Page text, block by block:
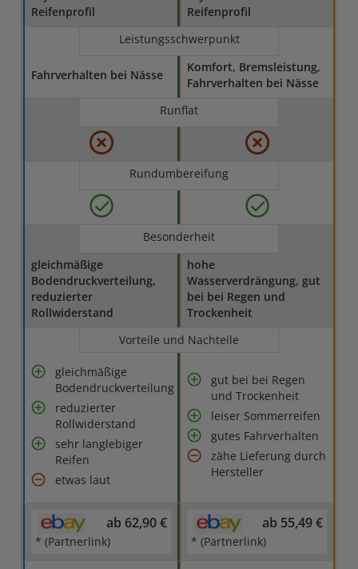
Reifenprofil
Reifenprofil
Leistungsschwerpunkt
Fahrverhalten bei Nässe
Komfort, Bremsleistung,
Fahrverhalten bei Nässe
Runflat
Rundumbereifung
Besonderheit
gleichmäßige
Bodendruckverteilung,
reduzierter
Rollwiderstand
hohe
Wasserverdrängung, gut
bei bei Regen und
Trockenheit
Vorteile und Nachteile
gleichmäßige
Bodendruckverteilung
reduzierter
Rollwiderstand
sehr langlebiger
Reifen
etwas laut
gut bei bei Regen
und Trockenheit
leiser Sommerreifen
gutes Fahrverhalten
zähe Lieferung durch
Hersteller
ab 62,90 €
* (Partnerlink)
ab 55,49 €
* (Partnerlink)